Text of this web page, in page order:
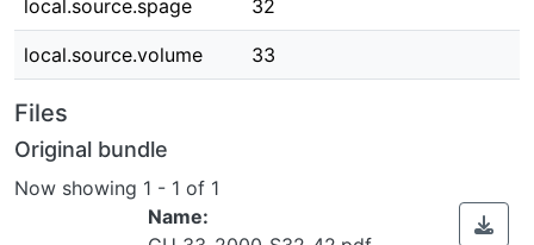
local.source.spage 32
local.source.volume 33
Files
Original bundle
Now showing 1 - 1 of 1
Name: